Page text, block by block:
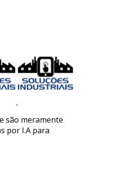
são meramente
por I.A para